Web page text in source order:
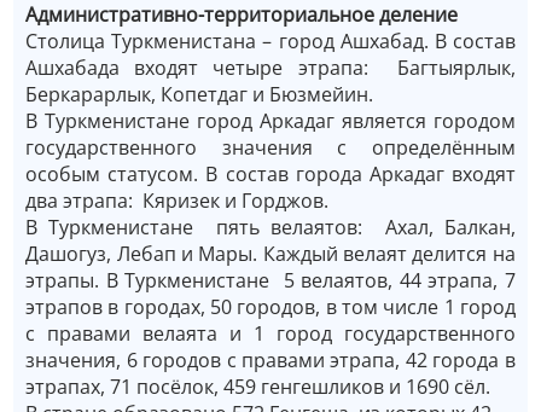
Административно-территориальное деление
Столица Туркменистана – город Ашхабад. В состав
Ашхабада входят четыре этрапа: Багтыярлык,
Беркарарлык, Копетдаг и Бюзмейин.
В Туркменистане город Аркадаг является городом
государственного значения с определённым
особым статусом. В состав города Аркадаг входят
два этрапа: Кяризек и Горджов.
В Туркменистане пять велаятов: Ахал, Балкан,
Дашогуз, Лебап и Мары. Каждый велаят делится на
этрапы. В Туркменистане 5 велаятов, 44 этрапа, 7
этрапов в городах, 50 городов, в том числе 1 город
с правами велаята и 1 город государственного
значения, 6 городов с правами этрапа, 42 города в
этрапах, 71 посёлок, 459 генгешликов и 1690 сёл.